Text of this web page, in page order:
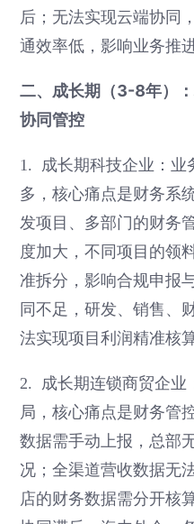
后；无法实现云端协同
通效率低，影响业务推进
二、成长期（3-8年）
协同管控
1. 成长期科技企业：业
多，核心痛点是财务系
发项目、多部门的财务
度加大，不同项目的领
准拆分，影响合规申报
同不足，研发、销售、
法实现项目利润精准核算
2. 成长期连锁商贸企业
局，核心痛点是财务管
数据需手动上报，总部
况；全渠道营收数据无
店的财务数据需分开核